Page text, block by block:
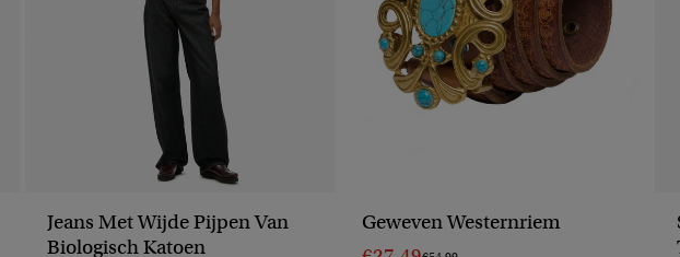
Jeans Met Wijde Pijpen Van
Biologisch Katoen
Geweven Westernriem